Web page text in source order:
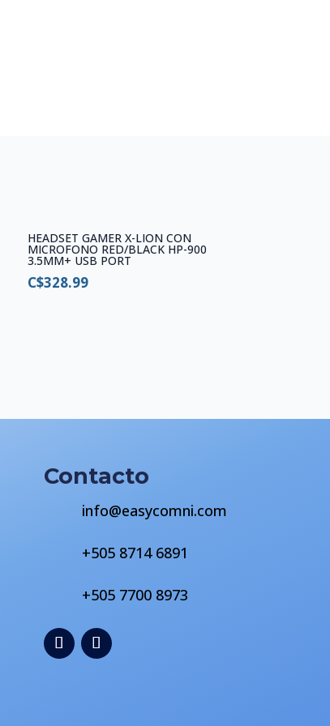
HEADSET GAMER X-LION CON
MICROFONO RED/BLACK HP-900
3.5MM+ USB PORT
C$328.99
Contacto
info@easycomni.com
+505 8714 6891
+505 7700 8973